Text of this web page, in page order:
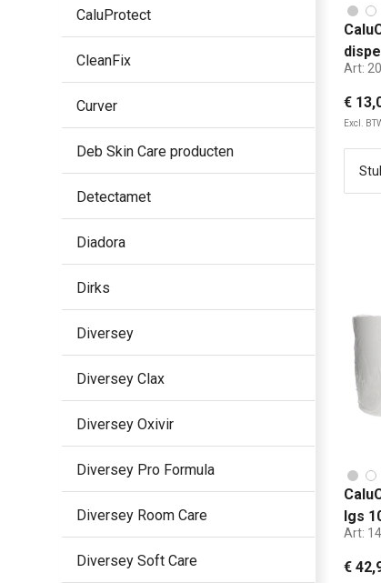
CaluProtect
CleanFix
Curver
Deb Skin Care producten
Detectamet
Diadora
Dirks
Diversey
Diversey Clax
Diversey Oxivir
Diversey Pro Formula
Diversey Room Care
Diversey Soft Care
Art:
€
Excl.
lgs
Art:
€